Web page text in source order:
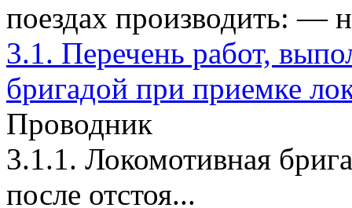
поездах производить: —
3.1. Перечень работ,
бригадой при приемке
Проводник
3.1.1. Локомотивная
после отстоя...